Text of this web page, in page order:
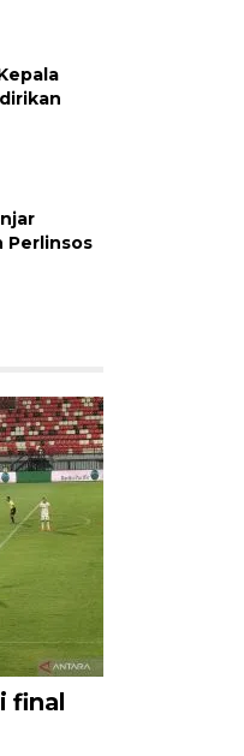
Perlinsos
final